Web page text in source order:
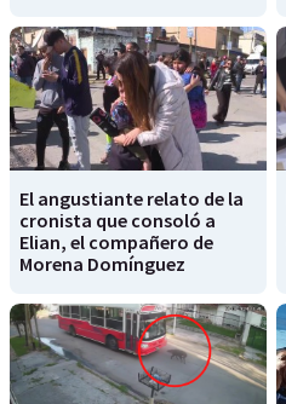
El angustiante relato de la
cronista que consoló a
Elian, el compañero de
Morena Domínguez